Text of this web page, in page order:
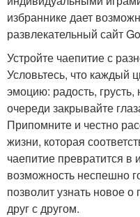
избраннике дает
развлекательный сайт
Устройте чаепитие с
Условьтесь, что каждый
эмоцию: радость, грусть,
очереди закрывайте
Припомните и честно
жизни, которая
чаепитие превратится в
возможность неспешно
позволит узнать новое
друг с другом.